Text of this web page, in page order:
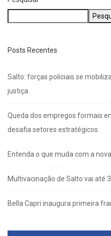
Posts Recentes
Salto: forças policiais se
justiça
Queda dos empregos formais
desafia setores estratégicos
Entenda o que muda com a
Multivacinação de Salto vai até
Bella Capri inaugura primeira